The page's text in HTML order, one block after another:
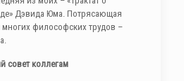
Дэвида Юма. Потрясающая
многих философских трудов –
совет коллегам